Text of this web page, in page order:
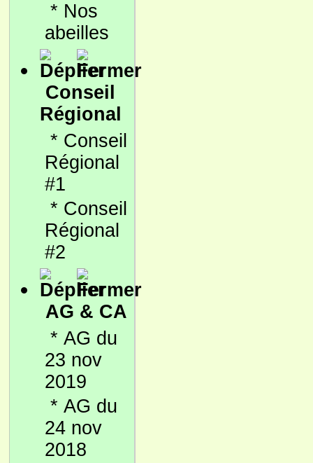
* Nos
abeilles
Conseil
Régional
* Conseil
Régional
#1
* Conseil
Régional
#2
AG & CA
* AG du
23 nov
2019
* AG du
24 nov
2018